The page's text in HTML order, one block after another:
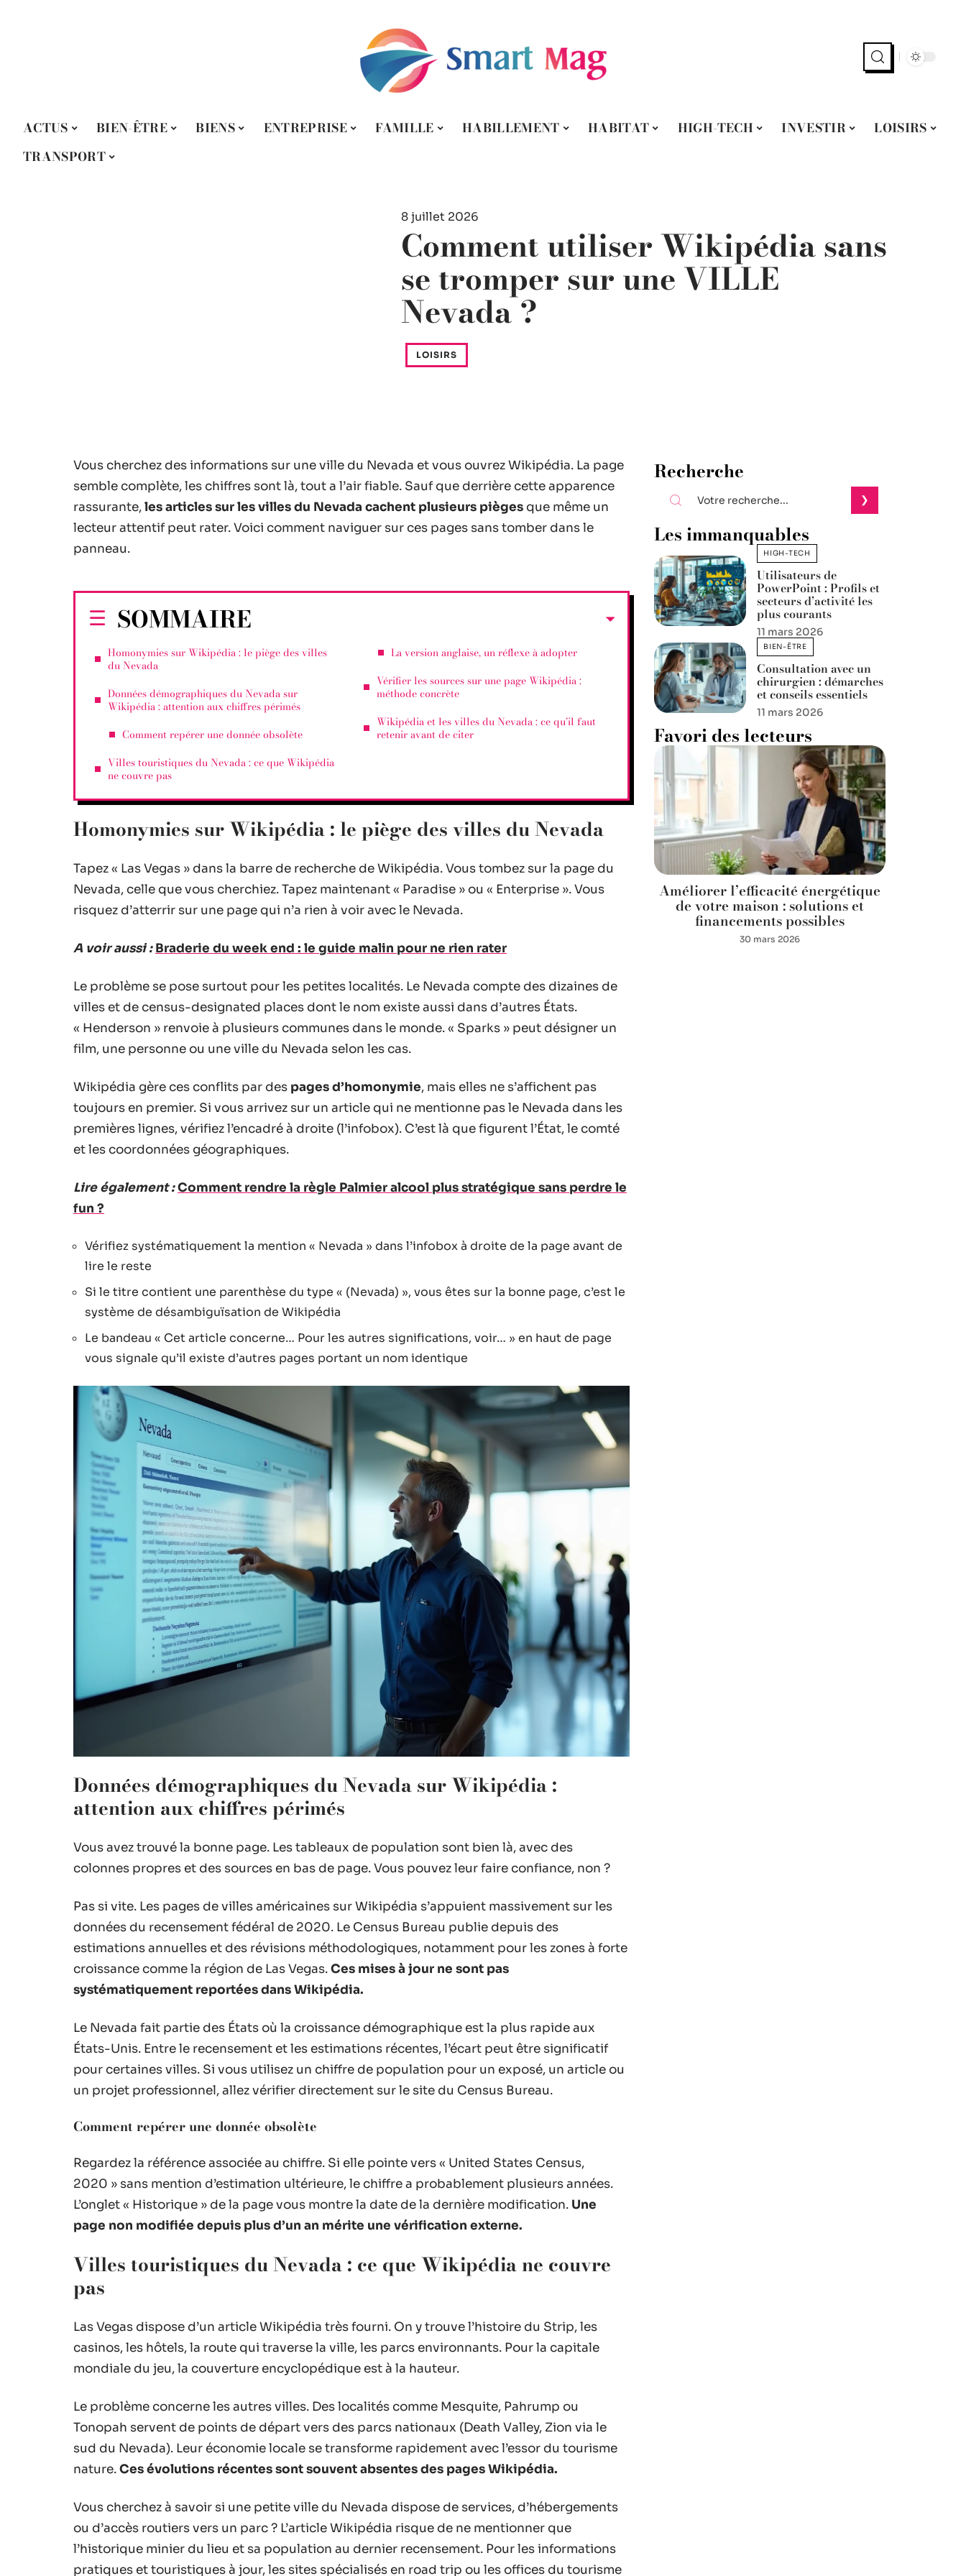
ACTUS BIEN-ÊTRE BIENS ENTREPRISE FAMILLE HABILLEMENT HABITAT HIGH-TECH INVESTIR
LOISIRS
TRANSPORT
8 juillet 2026
Comment utiliser Wikipédia sans
se tromper sur une VILLE
Nevada ?
LOISIRS
Vous cherchez des informations sur une ville du Nevada et vous ouvrez Wikipédia. La page
semble complète, les chiffres sont là, tout a l’air fiable. Sauf que derrière cette apparence
rassurante,les articles sur les villes du Nevada cachent plusieurs pièges que même un
lecteur attentif peut rater. Voici comment naviguer sur ces pages sans tomber dans le
panneau.
SOMMAIRE
Homonymies sur Wikipédia : le piège des villes
du Nevada
Données démographiques du Nevada sur
Wikipédia : attention aux chiffres périmés
Comment repérer une donnée obsolète
Villes touristiques du Nevada : ce que Wikipédia
ne couvre pas
La version anglaise, un réflexe à adopter
Vérifier les sources sur une page Wikipédia :
méthode concrète
Wikipédia et les villes du Nevada : ce qu’il faut
retenir avant de citer
Homonymies sur Wikipédia : le piège des villes du Nevada
Tapez « Las Vegas » dans la barre de recherche de Wikipédia. Vous tombez sur la page du
Nevada, celle que vous cherchiez. Tapez maintenant « Paradise » ou « Enterprise ». Vous
risquez d’atterrir sur une page qui n’a rien à voir avec le Nevada.
A voir aussi : Braderie du week end : le guide malin pour ne rien rater
Le problème se pose surtout pour les petites localités. Le Nevada compte des dizaines de
villes et de census-designated places dont le nom existe aussi dans d’autres États.
« Henderson » renvoie à plusieurs communes dans le monde. « Sparks » peut désigner un
film, une personne ou une ville du Nevada selon les cas.
Wikipédia gère ces conflits par des pages d’homonymie, mais elles ne s’affichent pas
toujours en premier. Si vous arrivez sur un article qui ne mentionne pas le Nevada dans les
premières lignes, vérifiez l’encadré à droite (l’infobox). C’est là que figurent l’État, le comté
et les coordonnées géographiques.
Lire également :Comment rendre la règle Palmier alcool plus stratégique sans perdre le
fun ?
Vérifiez systématiquement la mention « Nevada » dans l’infobox à droite de la page avant de
lire le reste
Si le titre contient une parenthèse du type « (Nevada) », vous êtes sur la bonne page, c’est le
système de désambiguïsation de Wikipédia
Le bandeau « Cet article concerne… Pour les autres significations, voir… » en haut de page
vous signale qu’il existe d’autres pages portant un nom identique
Données démographiques du Nevada sur Wikipédia :
attention aux chiffres périmés
Vous avez trouvé la bonne page. Les tableaux de population sont bien là, avec des
colonnes propres et des sources en bas de page. Vous pouvez leur faire confiance, non ?
Pas si vite. Les pages de villes américaines sur Wikipédia s’appuient massivement sur les
données du recensement fédéral de 2020. Le Census Bureau publie depuis des
estimations annuelles et des révisions méthodologiques, notamment pour les zones à forte
croissance comme la région de Las Vegas.Ces mises à jour ne sont pas
systématiquement reportées dans Wikipédia.
Le Nevada fait partie des États où la croissance démographique est la plus rapide aux
États-Unis. Entre le recensement et les estimations récentes, l’écart peut être significatif
pour certaines villes. Si vous utilisez un chiffre de population pour un exposé, un article ou
un projet professionnel, allez vérifier directement sur le site du Census Bureau.
Comment repérer une donnée obsolète
Regardez la référence associée au chiffre. Si elle pointe vers « United States Census,
2020 » sans mention d’estimation ultérieure, le chiffre a probablement plusieurs années.
L’onglet « Historique » de la page vous montre la date de la dernière modification. Une
page non modifiée depuis plus d’un an mérite une vérification externe.
Villes touristiques du Nevada : ce que Wikipédia ne couvre
pas
Las Vegas dispose d’un article Wikipédia très fourni. On y trouve l’histoire du Strip, les
casinos, les hôtels, la route qui traverse la ville, les parcs environnants. Pour la capitale
mondiale du jeu, la couverture encyclopédique est à la hauteur.
Le problème concerne les autres villes. Des localités comme Mesquite, Pahrump ou
Tonopah servent de points de départ vers des parcs nationaux (Death Valley, Zion via le
sud du Nevada). Leur économie locale se transforme rapidement avec l’essor du tourisme
nature.Ces évolutions récentes sont souvent absentes des pages Wikipédia.
Vous cherchez à savoir si une petite ville du Nevada dispose de services, d’hébergements
ou d’accès routiers vers un parc ? L’article Wikipédia risque de ne mentionner que
l’historique minier du lieu et sa population au dernier recensement. Pour les informations
pratiques et touristiques à jour, les sites spécialisés en road trip ou les offices du tourisme
Recherche
Les immanquables
HIGH-TECH
Utilisateurs de
PowerPoint : Profils et
secteurs d’activité les
plus courants
11 mars 2026
BIEN-ÊTRE
Consultation avec un
chirurgien : démarches
et conseils essentiels
11 mars 2026
Favori des lecteurs
Améliorer l’efficacité énergétique
de votre maison : solutions et
financements possibles
30 mars 2026